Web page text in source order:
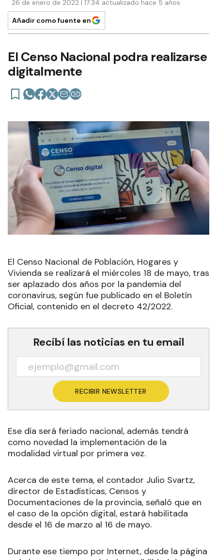
26 de enero de 2022 | 17:34 actualizado hace 5 años
Añadir como fuente en
El Censo Nacional podra realizarse
digitalmente
El Censo Nacional de Población, Hogares y
Vivienda se realizará el miércoles 18 de mayo, tras
ser aplazado dos años por la pandemia del
coronavirus, según fue publicado en el Boletín
Oficial, contenido en el decreto 42/2022.
Recibí las noticias en tu email
RECIBIR NEWSLETTER
Ese día será feriado nacional, además tendrá
como novedad la implementación de la
modalidad virtual por primera vez.
Acerca de este tema, el contador Julio Svartz,
director de Estadísticas, Censos y
Documentaciones de la provincia, señaló que en
el caso de la opción digital, estará habilitada
desde el 16 de marzo al 16 de mayo.
Durante ese tiempo por Internet, desde la página